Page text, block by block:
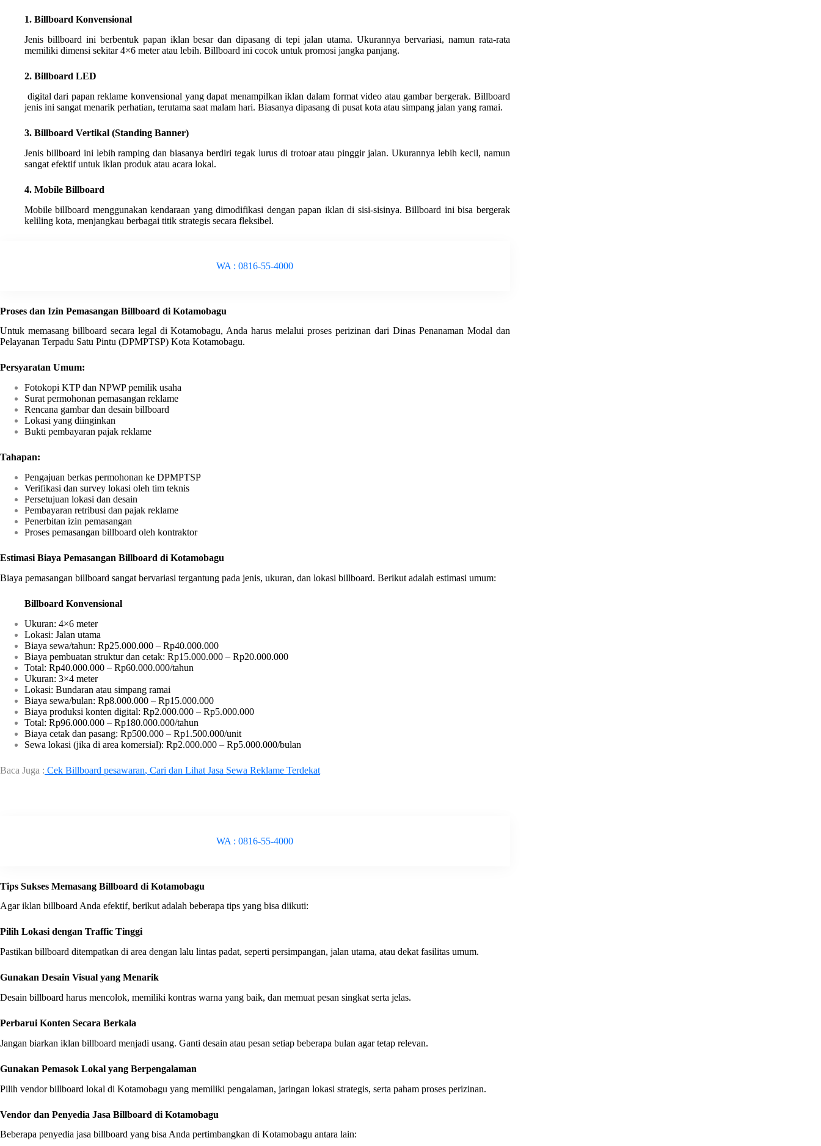
1. Billboard Konvensional
Jenis billboard ini berbentuk papan iklan besar dan dipasang di tepi jalan utama. Ukurannya bervariasi, namun rata-rata
memiliki dimensi sekitar 4×6 meter atau lebih. Billboard ini cocok untuk promosi jangka panjang.
2. Billboard LED
digital dari papan reklame konvensional yang dapat menampilkan iklan dalam format video atau gambar bergerak. Billboard
jenis ini sangat menarik perhatian, terutama saat malam hari. Biasanya dipasang di pusat kota atau simpang jalan yang ramai.
3. Billboard Vertikal (Standing Banner)
Jenis billboard ini lebih ramping dan biasanya berdiri tegak lurus di trotoar atau pinggir jalan. Ukurannya lebih kecil, namun
sangat efektif untuk iklan produk atau acara lokal.
4. Mobile Billboard
Mobile billboard menggunakan kendaraan yang dimodifikasi dengan papan iklan di sisi-sisinya. Billboard ini bisa bergerak
keliling kota, menjangkau berbagai titik strategis secara fleksibel.
WA : 0816-55-4000
Proses dan Izin Pemasangan Billboard di Kotamobagu
Untuk memasang billboard secara legal di Kotamobagu, Anda harus melalui proses perizinan dari Dinas Penanaman Modal dan
Pelayanan Terpadu Satu Pintu (DPMPTSP) Kota Kotamobagu.
Persyaratan Umum:
Fotokopi KTP dan NPWP pemilik usaha
Surat permohonan pemasangan reklame
Rencana gambar dan desain billboard
Lokasi yang diinginkan
Bukti pembayaran pajak reklame
Tahapan:
Pengajuan berkas permohonan ke DPMPTSP
Verifikasi dan survey lokasi oleh tim teknis
Persetujuan lokasi dan desain
Pembayaran retribusi dan pajak reklame
Penerbitan izin pemasangan
Proses pemasangan billboard oleh kontraktor
Estimasi Biaya Pemasangan Billboard di Kotamobagu
Biaya pemasangan billboard sangat bervariasi tergantung pada jenis, ukuran, dan lokasi billboard. Berikut adalah estimasi umum:
Billboard Konvensional
Ukuran: 4×6 meter
Lokasi: Jalan utama
Biaya sewa/tahun: Rp25.000.000 – Rp40.000.000
Biaya pembuatan struktur dan cetak: Rp15.000.000 – Rp20.000.000
Total: Rp40.000.000 – Rp60.000.000/tahun
Ukuran: 3×4 meter
Lokasi: Bundaran atau simpang ramai
Biaya sewa/bulan: Rp8.000.000 – Rp15.000.000
Biaya produksi konten digital: Rp2.000.000 – Rp5.000.000
Total: Rp96.000.000 – Rp180.000.000/tahun
Biaya cetak dan pasang: Rp500.000 – Rp1.500.000/unit
Sewa lokasi (jika di area komersial): Rp2.000.000 – Rp5.000.000/bulan
Baca Juga : Cek Billboard pesawaran, Cari dan Lihat Jasa Sewa Reklame Terdekat
WA : 0816-55-4000
Tips Sukses Memasang Billboard di Kotamobagu
Agar iklan billboard Anda efektif, berikut adalah beberapa tips yang bisa diikuti:
Pilih Lokasi dengan Traffic Tinggi
Pastikan billboard ditempatkan di area dengan lalu lintas padat, seperti persimpangan, jalan utama, atau dekat fasilitas umum.
Gunakan Desain Visual yang Menarik
Desain billboard harus mencolok, memiliki kontras warna yang baik, dan memuat pesan singkat serta jelas.
Perbarui Konten Secara Berkala
Jangan biarkan iklan billboard menjadi usang. Ganti desain atau pesan setiap beberapa bulan agar tetap relevan.
Gunakan Pemasok Lokal yang Berpengalaman
Pilih vendor billboard lokal di Kotamobagu yang memiliki pengalaman, jaringan lokasi strategis, serta paham proses perizinan.
Vendor dan Penyedia Jasa Billboard di Kotamobagu
Beberapa penyedia jasa billboard yang bisa Anda pertimbangkan di Kotamobagu antara lain: